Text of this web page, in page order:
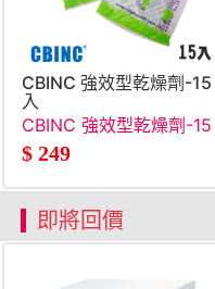
CBINC 強效型乾燥劑-15
入
CBINC 強效型乾燥劑-15
入
$ 249
即將回價